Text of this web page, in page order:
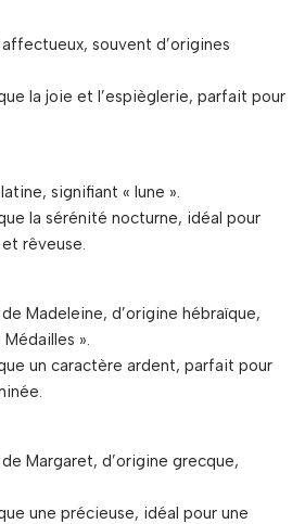
souvent d’origines
la joie et l’espièglerie, parfait pour
signifiant « lune ».
la sérénité nocturne, idéal pour
rêveuse.
Madeleine, d’origine hébraïque,
».
un caractère ardent, parfait pour
Margaret, d’origine grecque,
une précieuse, idéal pour une